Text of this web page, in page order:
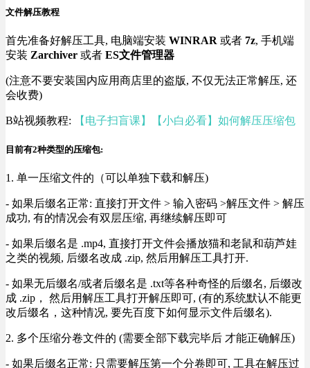
文件解压教程
首先准备好解压工具, 电脑端安装 WINRAR 或者 7z, 手机端
安装 Zarchiver 或者 ES文件管理器
(注意不要安装国内应用商店里的盗版, 不仅无法正常解压, 还
会收费)
B站视频教程: 【电子扫盲课】【小白必看】如何解压压缩包
目前有2种类型的压缩包:
1. 单一压缩文件的（可以单独下载和解压)
- 如果后缀名正常: 直接打开文件 > 输入密码 >解压文件 > 解压
成功, 有的情况会有双层压缩, 再继续解压即可
- 如果后缀名是 .mp4, 直接打开文件会播放猫和老鼠和葫芦娃
之类的视频, 后缀名改成 .zip, 然后用解压工具打开.
- 如果无后缀名/或者后缀名是 .txt等各种奇怪的后缀名, 后缀改
成 .zip， 然后用解压工具打开解压即可, (有的系统默认不能更
改后缀名，这种情况, 要先百度下如何显示文件后缀名).
2. 多个压缩分卷文件的 (需要全部下载完毕后 才能正确解压)
- 如果后缀名正常: 只需要解压第一个分卷即可, 工具在解压过